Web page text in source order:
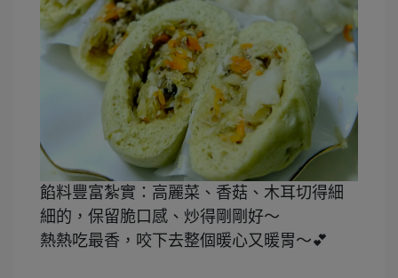
餡料豐富紮實：高麗菜、香菇、木耳切得細
細的，保留脆口感、炒得剛剛好～
熱熱吃最香，咬下去整個暖心又暖胃～💕